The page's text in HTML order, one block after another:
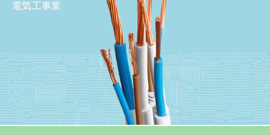
電気工事業